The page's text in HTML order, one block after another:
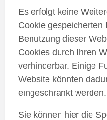
Es erfolgt keine
Cookie gespeicherten
Benutzung dieser
Cookies durch Ihren
verhinderbar. Einige
Website könnten
eingeschränkt werden.
Sie können hier die